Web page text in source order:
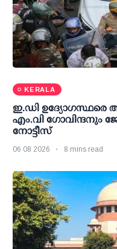
KERALA
ഇ.ഡി ഉദ്യോഗസ്ഥരെ
എം.വി ഗോവിന്ദനും
നോട്ടീസ്
06 08 2026 8 mins read